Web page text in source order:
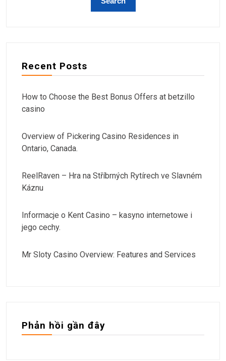
Recent Posts
How to Choose the Best Bonus Offers at betzillo
casino
Overview of Pickering Casino Residences in
Ontario, Canada.
ReelRaven – Hra na Stříbrných Rytírech ve Slavném
Káznu
Informacje o Kent Casino – kasyno internetowe i
jego cechy.
Mr Sloty Casino Overview: Features and Services
Phản hồi gần đây